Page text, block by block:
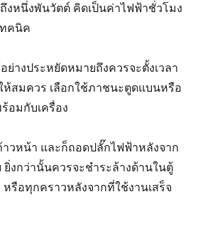
งหนึ่งพันวัตต์ คิดเป็นค่าไฟฟ้าชั่วโมง
คนิค
ย่างประหยัดหมายถึงควรจะตั้งเวลา
ห้สมควร เลือกใช้ภาชนะตูดแบนหรือ
อมกับเครื่อง
วหน้า และก็ถอดปลั๊กไฟฟ้าหลังจาก
ยิ่งกว่านั้นควรจะชำระล้างด้านในตู้
หรือทุกคราวหลังจากที่ใช้งานเสร็จ